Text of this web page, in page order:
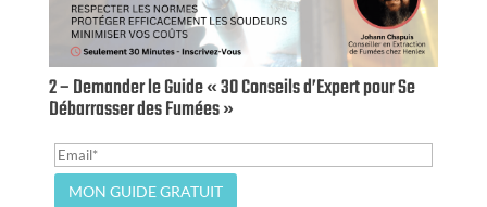
2 – Demander le Guide « 30 Conseils d’Expert pour Se
Débarrasser des Fumées »